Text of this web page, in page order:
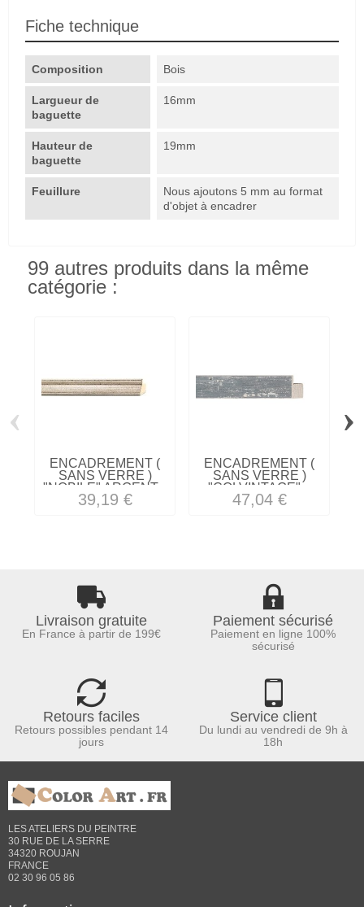
Fiche technique
Composition Bois
Largueur de
baguette
16mm
Hauteur de
baguette
19mm
Feuillure
Nous ajoutons 5 mm au format
d'objet à encadrer
99 autres produits dans la même
catégorie :
ENCADREMENT (
SANS VERRE )
"NOBILE" ARGENT...
39,19 €
ENCADREMENT (
SANS VERRE )
"COLVINTAGE"...
47,04 €
‹ ›
Livraison gratuite
En France à partir de 199€
Paiement sécurisé
Paiement en ligne 100%
sécurisé
Retours faciles
Retours possibles pendant 14
jours
Service client
Du lundi au vendredi de 9h à
18h
LES ATELIERS DU PEINTRE
30 RUE DE LA SERRE
34320 ROUJAN
FRANCE
02 30 96 05 86